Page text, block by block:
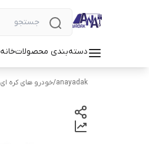
دسته‌بندی محصولاتخانه
anayadak
/خودرو های کره ای